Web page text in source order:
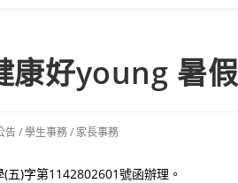
康好young 暑
告/學生事務/ 家長事務
)字第1142802601號函辦理。